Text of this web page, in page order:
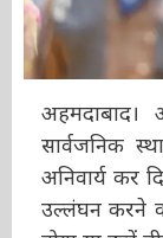
अहमदाबाद।
सार्वजनिक
अनिवार्य
इसका
जुर्माना देना